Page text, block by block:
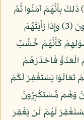
سَبِيلِ اللَّهِ إِنَّهُمْ سَاء مَا كَانُوا يَعْمَلُونَ (2) ذَلِكَ بِأَنَّهُمْ آمَنُوا ثُمَّ
كَفَرُوا فَطُبِعَ عَلَى قُلُوبِهِمْ فَهُمْ لَا يَفْقَهُونَ (3) وَإِذَا رَأَيْتَهُمْ
كَأَنَّهُمْ خُشُبٌ
فَاحْذَرْهُمْ
(4) وَإِذَا قِيلَ لَهُمْ تَعَالَوْا يَسْتَغْفِرْ لَكُمْ
وَهُم مُّسْتَكْبِرُونَ
لَهُمْ لَن يَغْفِرَ